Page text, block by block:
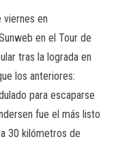
viernes en
en el Tour de
tras la lograda en
los anteriores:
para escaparse
fue el más listo
30 kilómetros de